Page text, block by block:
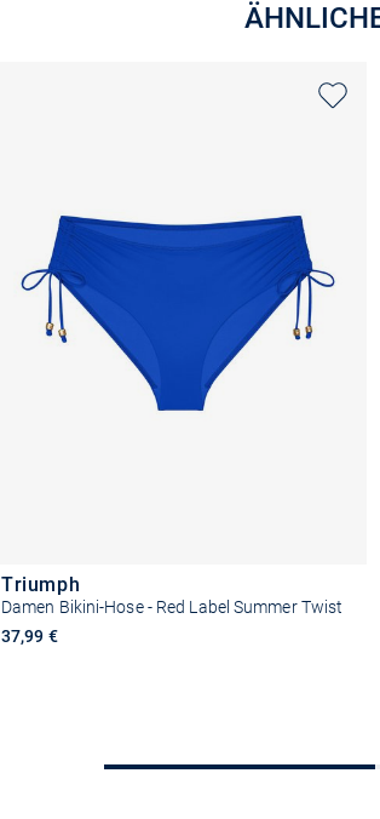
Triumph
Damen Bikini-Hose - Red Label Summer Twist
37,99 €
Größe auswählen